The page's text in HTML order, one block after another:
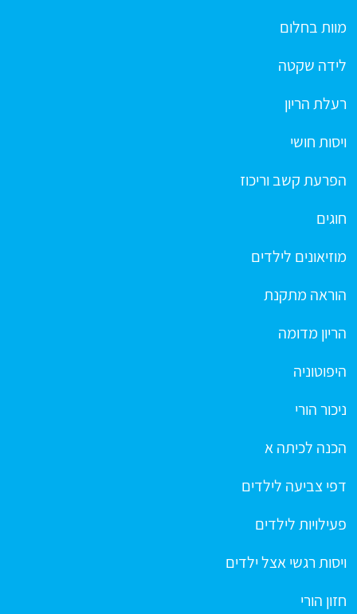
מוות בחלום
לידה שקטה
רעלת הריון
ויסות חושי
הפרעת קשב וריכוז
חוגים
מוזיאונים לילדים
הוראה מתקנת
הריון מדומה
היפוטוניה
ניכור הורי
הכנה לכיתה א
דפי צביעה לילדים
פעילויות לילדים
ויסות רגשי אצל ילדים
חזון הורי